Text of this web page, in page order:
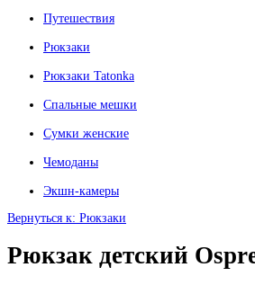
Путешествия
Рюкзаки
Рюкзаки Tatonka
Спальные мешки
Сумки женские
Чемоданы
Экшн-камеры
Вернуться к: Рюкзаки
Рюкзак детский